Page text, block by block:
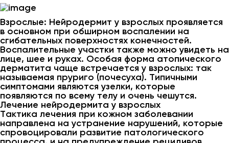
Взрослые: Нейродермит у взрослых проявляется
в основном при обширном воспалении на
сгибательных поверхностях конечностей.
Воспалительные участки также можно увидеть на
лице, шее и руках. Особая форма атопического
дерматита чаще встречается у взрослых: так
называемая пруриго (почесуха). Типичными
симптомами являются узелки, которые
появляются по всему телу и очень чешутся.
Лечение нейродермита у взрослых
Тактика лечения при кожном заболевании
направлена на устранение нарушений, которые
спровоцировали развитие патологического